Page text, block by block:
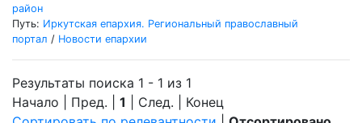
район
Путь: Иркутская епархия. Региональный православный
портал / Новости епархии
Результаты поиска 1 - 1 из 1
Начало | Пред. | 1 | След. | Конец